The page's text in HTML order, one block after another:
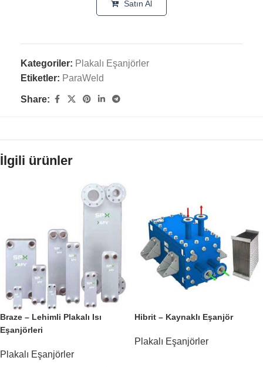
Satın Al
Kategoriler: Plakalı Eşanjörler
Etiketler: ParaWeld
Share:
İlgili ürünler
Braze – Lehimli Plakalı Isı
Eşanjörleri
Plakalı Eşanjörler
Hibrit – Kaynaklı Eşanjör
Plakalı Eşanjörler